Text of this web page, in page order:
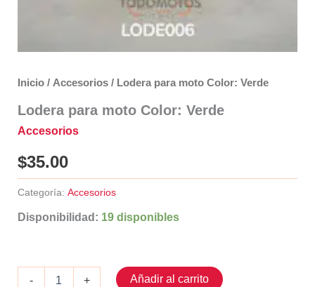
Inicio/ Accesorios/ Lodera para moto Color: Verde
Lodera para moto Color: Verde
Accesorios
$35.00
Categoría: Accesorios
Disponibilidad: 19 disponibles
- + Añadir al carrito